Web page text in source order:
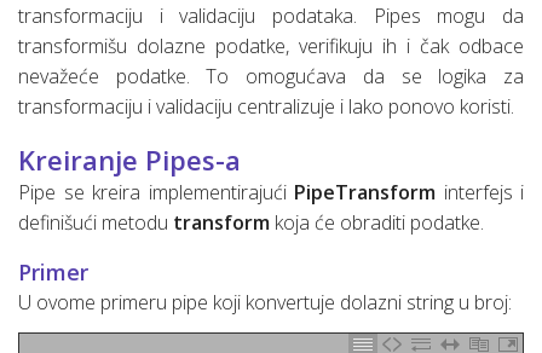
transformaciju i validaciju podataka. Pipes mogu da
transformišu dolazne podatke, verifikuju ih i čak odbace
nevažeće podatke. To omogućava da se logika za
transformaciju i validaciju centralizuje i lako ponovo koristi.
Kreiranje Pipes-a
Pipe se kreira implementirajući PipeTransform interfejs i
definišući metodu transform koja će obraditi podatke.
Primer
U ovome primeru pipe koji konvertuje dolazni string u broj: